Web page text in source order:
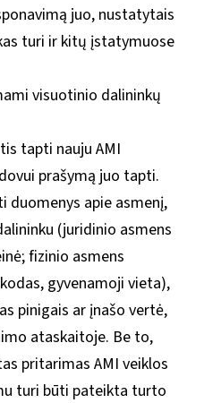
juo, nustatytais
turi ir kitų įstatymuose
visuotinio dalininkų
tapti nauju AMI
prašymą juo tapti.
duomenys apie asmenį,
(juridinio asmens
fizinio asmens
gyvenamoji vieta),
pinigais ar įnašo vertė,
ataskaitoje. Be to,
pritarimas AMI veiklos
turi būti pateikta turto